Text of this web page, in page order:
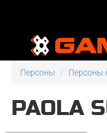
Персоны Персоны
PAOLA